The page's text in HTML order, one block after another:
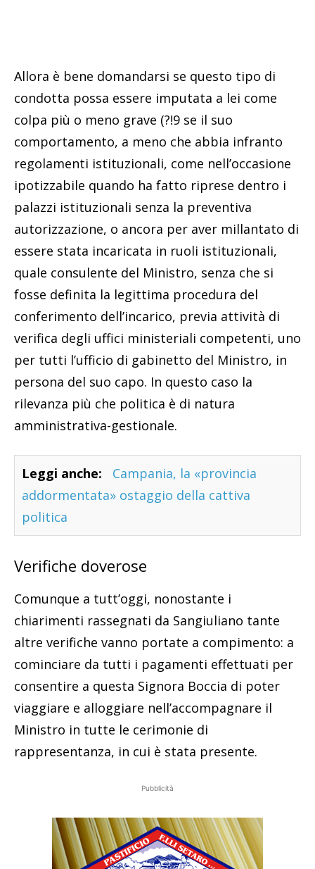
Allora è bene domandarsi se questo tipo di
condotta possa essere imputata a lei come
colpa più o meno grave (?!9 se il suo
comportamento, a meno che abbia infranto
regolamenti istituzionali, come nell’occasione
ipotizzabile quando ha fatto riprese dentro i
palazzi istituzionali senza la preventiva
autorizzazione, o ancora per aver millantato di
essere stata incaricata in ruoli istituzionali,
quale consulente del Ministro, senza che si
fosse definita la legittima procedura del
conferimento dell’incarico, previa attività di
verifica degli uffici ministeriali competenti, uno
per tutti l’ufficio di gabinetto del Ministro, in
persona del suo capo. In questo caso la
rilevanza più che politica è di natura
amministrativa-gestionale.
Leggi anche:
Campania, la «provincia
addormentata» ostaggio della cattiva
politica
Verifiche doverose
Comunque a tutt’oggi, nonostante i
chiarimenti rassegnati da Sangiuliano tante
altre verifiche vanno portate a compimento: a
cominciare da tutti i pagamenti effettuati per
consentire a questa Signora Boccia di poter
viaggiare e alloggiare nell’accompagnare il
Ministro in tutte le cerimonie di
rappresentanza, in cui è stata presente.
Pubblicità